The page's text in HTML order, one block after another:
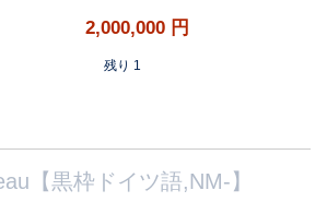
2,000,000 円
残り 1
【黒枠ドイツ語,NM-】